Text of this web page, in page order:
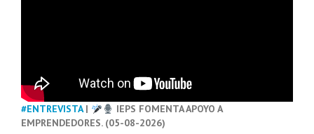
#ENTREVISTA|
IEPS FOMENTA APOYO A
EMPRENDEDORES. (05-08-2026)